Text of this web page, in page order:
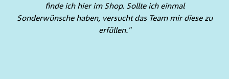
finde ich hier im Shop. Sollte ich einmal
Sonderwünsche haben, versucht das Team mir diese zu
erfüllen."